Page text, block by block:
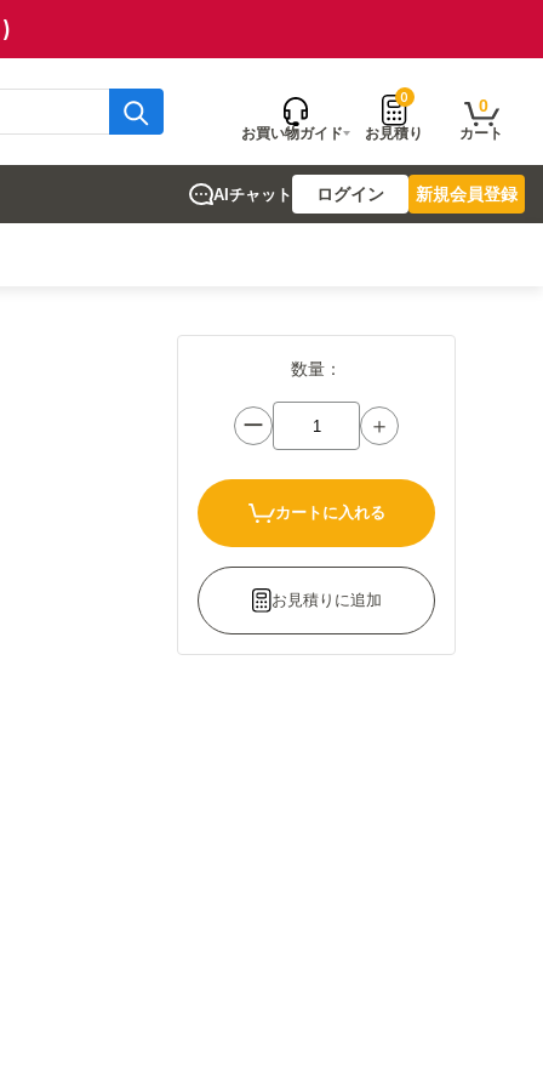
お買い物ガイド
0
お見積り
0
カート
AIチャット ログイン 新規会員登録
数量：
ー ＋
カートに入れる
お見積りに追加